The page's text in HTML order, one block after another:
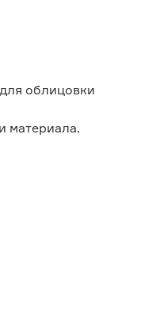
облицовки
материала.